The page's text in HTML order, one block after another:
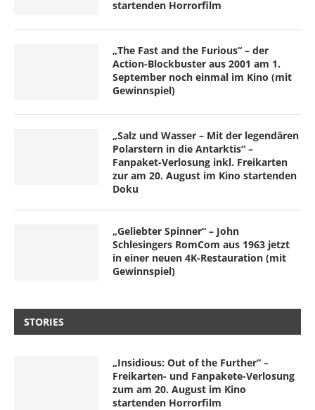
startenden Horrorfilm
„The Fast and the Furious“ – der
Action-Blockbuster aus 2001 am 1.
September noch einmal im Kino (mit
Gewinnspiel)
„Salz und Wasser – Mit der legendären
Polarstern in die Antarktis“ –
Fanpaket-Verlosung inkl. Freikarten
zur am 20. August im Kino startenden
Doku
„Geliebter Spinner“ – John
Schlesingers RomCom aus 1963 jetzt
in einer neuen 4K-Restauration (mit
Gewinnspiel)
STORIES
„Insidious: Out of the Further“ –
Freikarten- und Fanpakete-Verlosung
zum am 20. August im Kino
startenden Horrorfilm